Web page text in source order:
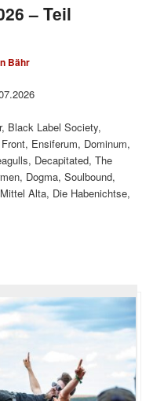
– Teil
Bähr
Black Label Society,
Ensiferum, Dominum,
Decapitated, The
Dogma, Soulbound,
Alta, Die Habenichtse,